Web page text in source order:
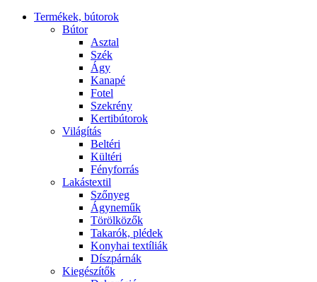
Termékek, bútorok
Bútor
Asztal
Szék
Ágy
Kanapé
Fotel
Szekrény
Kertibútorok
Világítás
Beltéri
Kültéri
Fényforrás
Lakástextil
Szőnyeg
Ágyneműk
Törölközők
Takarók, plédek
Konyhai textíliák
Díszpárnák
Kiegészítők